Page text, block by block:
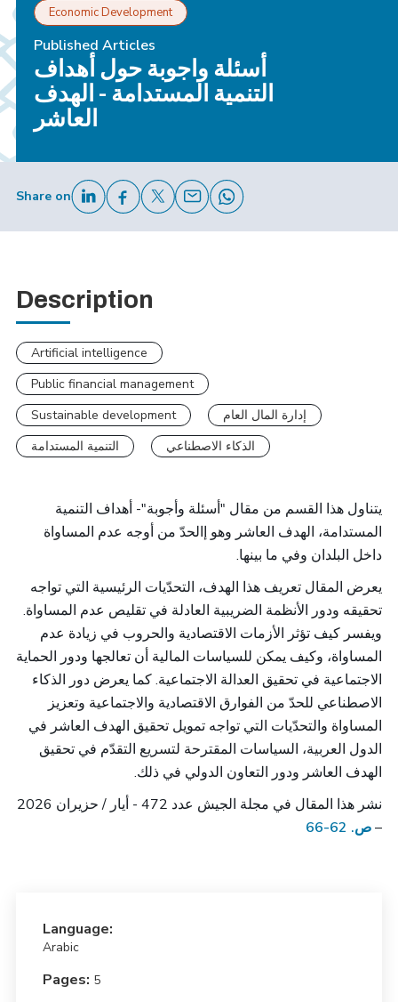
Economic Development
Published Articles
أسئلة واجوبة حول أهداف
التنمية المستدامة - الهدف
العاشر
Share on
Description
Artificial intelligence
Public financial management
Sustainable development
إدارة المال العام
التنمية المستدامة
الذكاء الاصطناعي
يتناول هذا القسم من مقال "أسئلة وأجوبة"- أهداف التنمية
المستدامة، الهدف العاشر وهو إالحدّ من أوجه عدم المساواة
داخل البلدان وفي ما بينها.
يعرض المقال تعريف هذا الهدف، التحدّيات الرئيسية التي تواجه
تحقيقه ودور الأنظمة الضريبية العادلة في تقليص عدم المساواة.
ويفسر كيف تؤثر الأزمات الاقتصادية والحروب في زيادة عدم
المساواة، وكيف يمكن للسياسات المالية أن تعالجها ودور الحماية
الاجتماعية في تحقيق العدالة الاجتماعية. كما يعرض دور الذكاء
الاصطناعي للحدّ من الفوارق الاقتصادية والاجتماعية وتعزيز
المساواة والتحدّيات التي تواجه تمويل تحقيق الهدف العاشر في
الدول العربية، السياسات المقترحة لتسريع التقدّم في تحقيق
الهدف العاشر ودور التعاون الدولي في ذلك.
نشر هذا المقال في مجلة الجيش عدد 472 - أيار / حزيران 2026
–ص. 62-66
Language:
Arabic
Pages: 5